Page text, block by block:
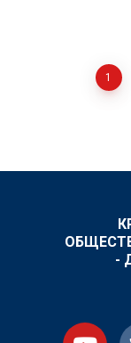
Навигация
записям
1
-